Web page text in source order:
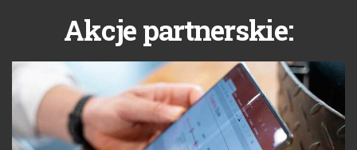
Akcje partnerskie: